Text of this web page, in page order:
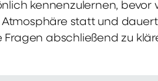
kennenzulernen, bevor
statt und
abschließend zu